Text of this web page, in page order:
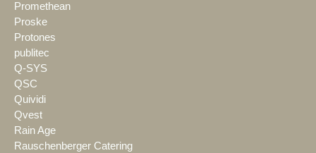
Promethean
Proske
Protones
publitec
Q-SYS
QSC
Quividi
Qvest
Rain Age
Rauschenberger Catering